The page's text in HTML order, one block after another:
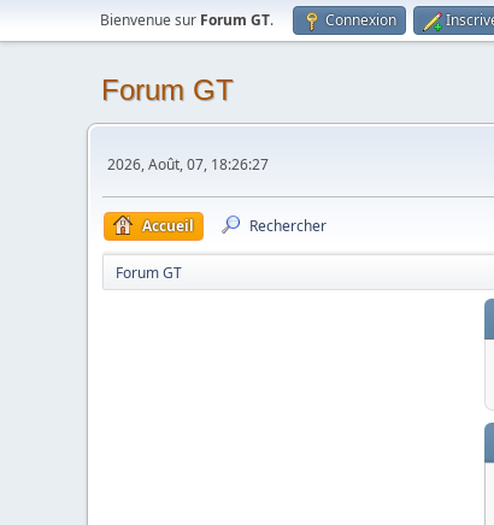
Bienvenue sur Forum GT. Connexion
Forum GT
2026, Août, 07, 18:26:27
Accueil Rechercher
Forum GT